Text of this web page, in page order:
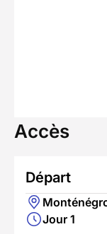
Accès
Départ
Jour 1